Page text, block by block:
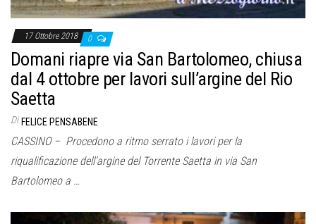
17 Ottobre 2018 0
Domani riapre via San Bartolomeo, chiusa
dal 4 ottobre per lavori sull’argine del Rio
Saetta
Di FELICE PENSABENE
CASSINO – Procedono a ritmo serrato i lavori per la
riqualificazione dell’argine del Torrente Saetta in via San
Bartolomeo a …